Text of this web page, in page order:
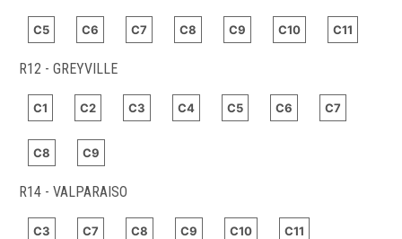
C5 C6 C7 C8 C9 C10 C11
R12 - GREYVILLE
C1 C2 C3 C4 C5 C6 C7
C8 C9
R14 - VALPARAISO
C3 C7 C8 C9 C10 C11